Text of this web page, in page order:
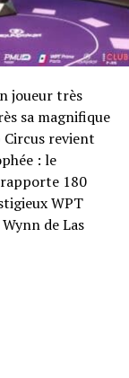
soir 0h15 sur
Scott dans le
joueur très
sa magnifique
revient
: le
180
WPT
de Las